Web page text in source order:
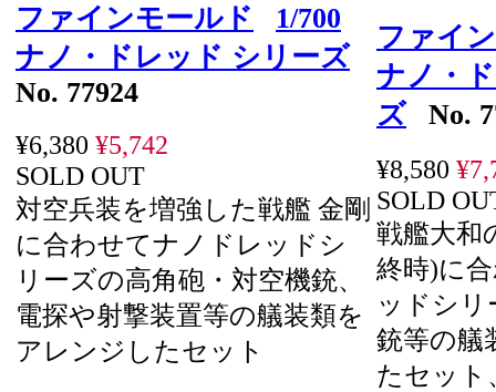
ファインモールド
1/700
ナノ・ドレッド シリーズ
No. 77924
¥6,380 ¥5,742
SOLD OUT
対空兵装を増強した戦艦 金剛
に合わせてナノドレッドシ
リーズの高角砲・対空機銃、
電探や射撃装置等の艤装類を
アレンジしたセット
ファイ
ナノ・
ズNo.
¥8,580
SOLD
戦艦大和
終時)に
ッドシリ
銃等の艤
たセット